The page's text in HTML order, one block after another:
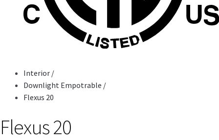
Interior /
Downlight Empotrable /
Flexus 20
Flexus 20